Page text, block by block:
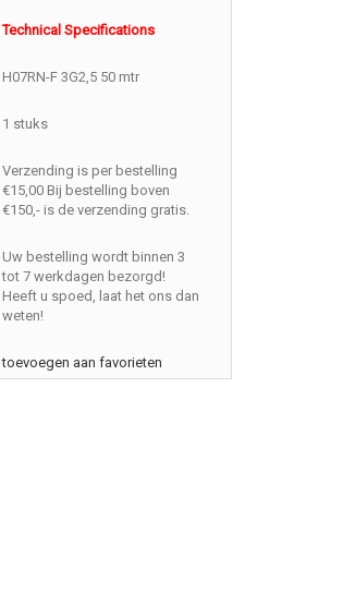
Technical Specifications
H07RN-F 3G2,5 50 mtr
1 stuks
Verzending is per bestelling
€15,00 Bij bestelling boven
€150,- is de verzending gratis.
Uw bestelling wordt binnen 3
tot 7 werkdagen bezorgd!
Heeft u spoed, laat het ons dan
weten!
toevoegen aan favorieten